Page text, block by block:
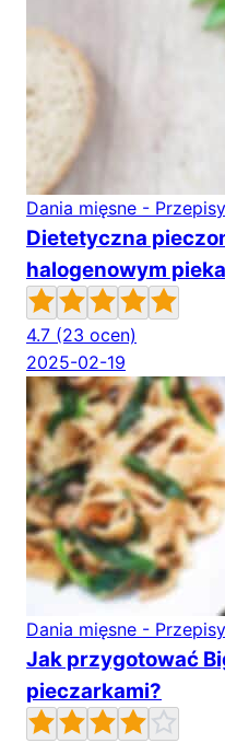
Dania mięsne - Przepisy
Dietetyczna
halogenowym
4.7 (23 ocen)
2025-02-19
Dania mięsne - Przepisy
Jak przygotować
pieczarkami?